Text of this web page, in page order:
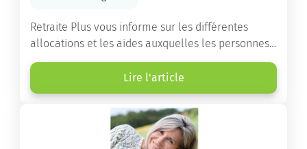
Retraite Plus vous informe sur les différentes
allocations et les aides auxquelles les personnes
âgées ont droit pour financer un séjour en maison
de retraite ou un maintien à domicile.
Lire l'article